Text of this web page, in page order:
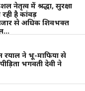
नेतृत्व में श्रद्धा, सुरक्षा
है कांवड़
से अधिक शिवभक्त
रयाल ने भू-माफिया से
भगवती देवी ने